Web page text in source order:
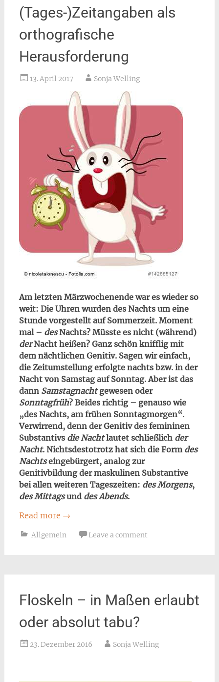
(Tages-)Zeitangaben als
orthografische
Herausforderung
13. April 2017 Sonja Welling
Am letzten Märzwochenende war es wieder so
weit: Die Uhren wurden des Nachts um eine
Stunde vorgestellt auf Sommerzeit. Moment
mal – desNachts? Müsste es nicht (während)
derNacht heißen? Ganz schön knifflig mit
dem nächtlichen Genitiv. Sagen wir einfach,
die Zeitumstellung erfolgte nachts bzw. in der
Nacht von Samstag auf Sonntag. Aber ist das
dann Samstagnachtgewesen oder
Sonntagfrüh? Beides richtig – genauso wie
„des Nachts, am frühen Sonntagmorgen“.
Verwirrend, denn der Genitiv des femininen
Substantivs die Nachtlautet schließlich der
Nacht. Nichtsdestotrotz hat sich die Form des
Nachtseingebürgert, analog zur
Genitivbildung der maskulinen Substantive
bei allen weiteren Tageszeiten: des Morgens,
des Mittagsund des Abends.
Read more →
Allgemein Leave a comment
Floskeln – in Maßen erlaubt
oder absolut tabu?
23. Dezember 2016 Sonja Welling